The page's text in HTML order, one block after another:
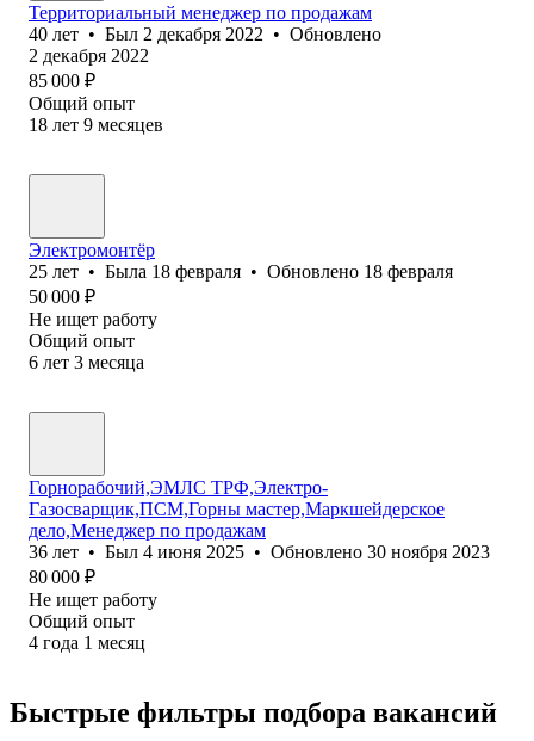
Территориальный менеджер по продажам
40 лет • Был 2 декабря 2022 • Обновлено
2 декабря 2022
85 000 ₽
Общий опыт
18 лет 9 месяцев
Электромонтёр
25 лет • Была 18 февраля • Обновлено 18 февраля
50 000 ₽
Не ищет работу
Общий опыт
6 лет 3 месяца
Горнорабочий,ЭМЛС ТРФ,Электро-
Газосварщик,ПСМ,Горны мастер,Маркшейдерское
дело,Менеджер по продажам
36 лет • Был 4 июня 2025 • Обновлено 30 ноября 2023
80 000 ₽
Не ищет работу
Общий опыт
4 года 1 месяц
Быстрые фильтры подбора вакансий